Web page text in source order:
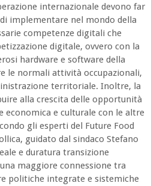
internazionale devono far
implementare nel mondo della
competenze digitali che
digitale, ovvero con la
hardware e software della
le normali attività occupazionali,
territoriale. Inoltre, la
alla crescita delle opportunità
economica e culturale con le altre
gli esperti del Future Food
guidato dal sindaco Stefano
e duratura transizione
maggiore connessione tra
politiche integrate e sistemiche